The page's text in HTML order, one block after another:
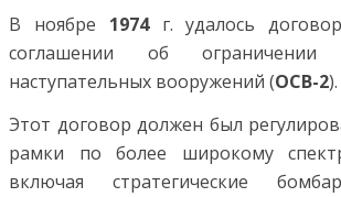
В ноябре 1974г. удалось
соглашении об ограничении
наступательных вооружений (ОСВ-2).
Этот договор должен был
рамки по более широкому
включая стратегические